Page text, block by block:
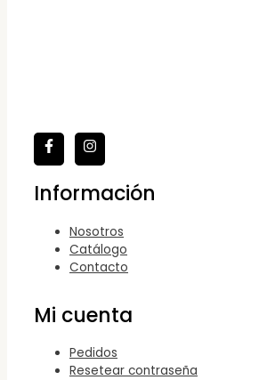
Información
Nosotros
Catálogo
Contacto
Mi cuenta
Pedidos
Resetear contraseña